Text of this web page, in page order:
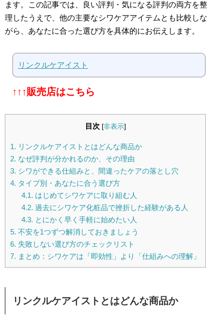
ます。この記事では、良い評判・気になる評判の両方を整
理したうえで、他の主要なシワケアアイテムとも比較しな
がら、あなたに合った選び方を具体的にお伝えします。
リンクルケアイスト
↑↑↑販売店はこちら
目次 [非表示]
1. リンクルケアイストとはどんな商品か
2. なぜ評判が分かれるのか、その理由
3. シワができる仕組みと、間違ったケアの落とし穴
4. タイプ別・あなたに合う選び方
4.1. はじめてシワケアに取り組む人
4.2. 過去にシワケア化粧品で挫折した経験がある人
4.3. とにかく早く手軽に始めたい人
5. 不安を1つずつ解消しておきましょう
6. 失敗しない選び方のチェックリスト
7. まとめ：シワケアは「即効性」より「仕組みへの理解」
リンクルケアイストとはどんな商品か